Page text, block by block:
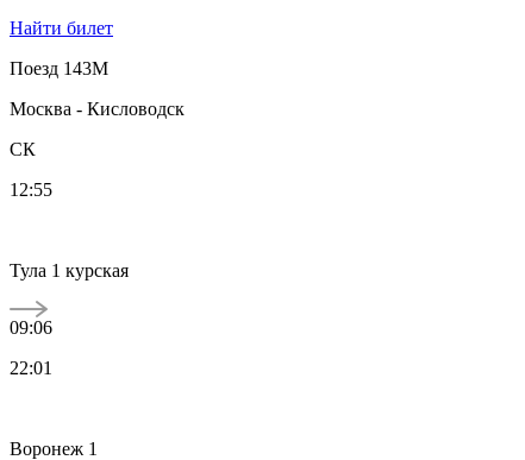
Найти билет
Поезд 143М
Москва - Кисловодск
СК
12:55
Тула 1 курская
09:06
22:01
Воронеж 1